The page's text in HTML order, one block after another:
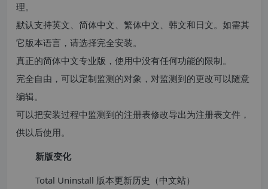
理。
默认支持英文、简体中文、繁体中文、韩文和日文。如需其
它版本语言，请选择完全安装。
真正的简体中文专业版，使用中没有任何功能的限制。
完全自由，可以定制监测的对象，对监测到的更改可以随意
编辑。
可以把安装过程中监测到的注册表修改导出为注册表文件，
供以后使用。
新版变化
Total Uninstall 版本更新历史（中文站）